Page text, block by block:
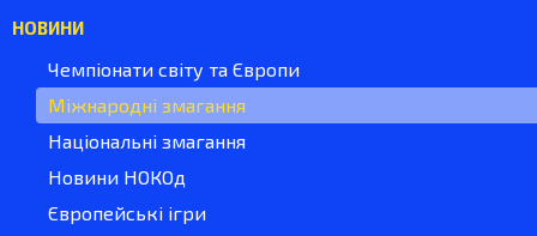
НОВИНИ
Чемпіонати світу та Європи
Міжнародні змагання
Національні змагання
Новини НОКОд
Європейські ігри